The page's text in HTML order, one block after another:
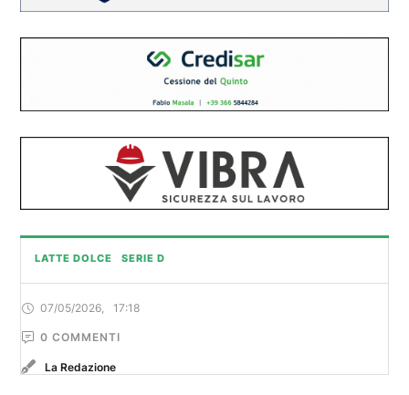
LATTE DOLCE SERIE D
07/05/2026, 17:18
0 COMMENTI
La Redazione